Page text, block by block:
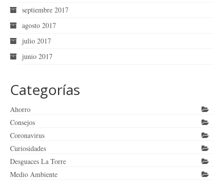
septiembre 2017
agosto 2017
julio 2017
junio 2017
Categorías
Ahorro
Consejos
Coronavirus
Curiosidades
Desguaces La Torre
Medio Ambiente